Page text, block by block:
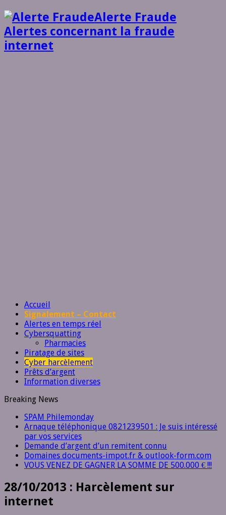
Alerte Fraude
Alertes concernant la fraude
internet
Accueil
Signalement – Contact
Alertes en temps réel
Cybersquatting
Pharmacies
Piratage de sites
Cyber harcèlement
Prêts d’argent
Information diverses
Breaking News
SPAM Philemonday
Arnaque téléphonique 0821239501 : Je suis intéressé
par vos services
Demande d’argent d’un remitent connu
Domaines documents-impot.fr & outlook-form.com
VOUS VENEZ DE GAGNER LA SOMME DE 500.000 € !!!
28/10/2013 : Harcèlement sur
internet